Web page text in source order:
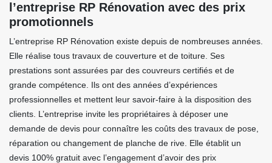
l’entreprise RP Rénovation avec des prix
promotionnels
L’entreprise RP Rénovation existe depuis de nombreuses années.
Elle réalise tous travaux de couverture et de toiture. Ses
prestations sont assurées par des couvreurs certifiés et de
grande compétence. Ils ont des années d’expériences
professionnelles et mettent leur savoir-faire à la disposition des
clients. L’entreprise invite les propriétaires à déposer une
demande de devis pour connaître les coûts des travaux de pose,
réparation ou changement de planche de rive. Elle établit un
devis 100% gratuit avec l’engagement d’avoir des prix